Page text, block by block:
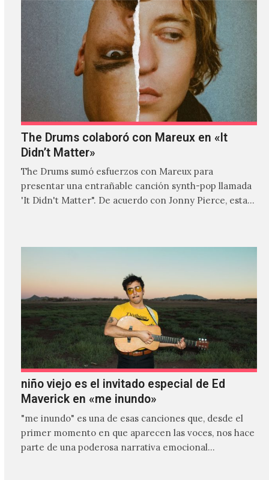
The Drums colaboró con Mareux en «It
Didn’t Matter»
The Drums sumó esfuerzos con Mareux para
presentar una entrañable canción synth-pop llamada
'It Didn't Matter". De acuerdo con Jonny Pierce, esta
niño viejo es el invitado especial de Ed
Maverick en «me inundo»
"me inundo" es una de esas canciones que, desde el
primer momento en que aparecen las voces, nos hace
parte de una poderosa narrativa emocional…